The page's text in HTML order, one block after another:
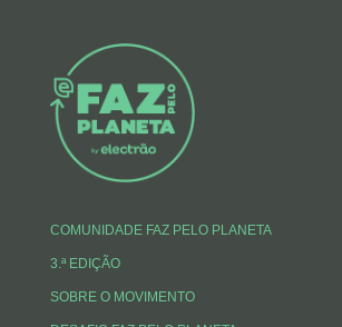
COMUNIDADE FAZ PELO PLANETA
3.ª EDIÇÃO
SOBRE O MOVIMENTO